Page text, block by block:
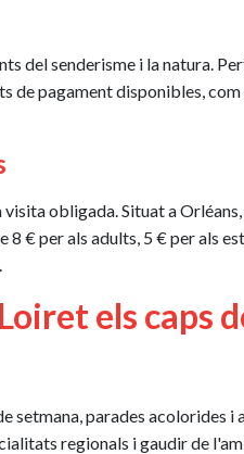
del senderisme i la natura.
de pagament disponibles,
obligada. Situat a
€ per als adults, 5 € per als
els caps
setmana, parades
regionals i gaudir de